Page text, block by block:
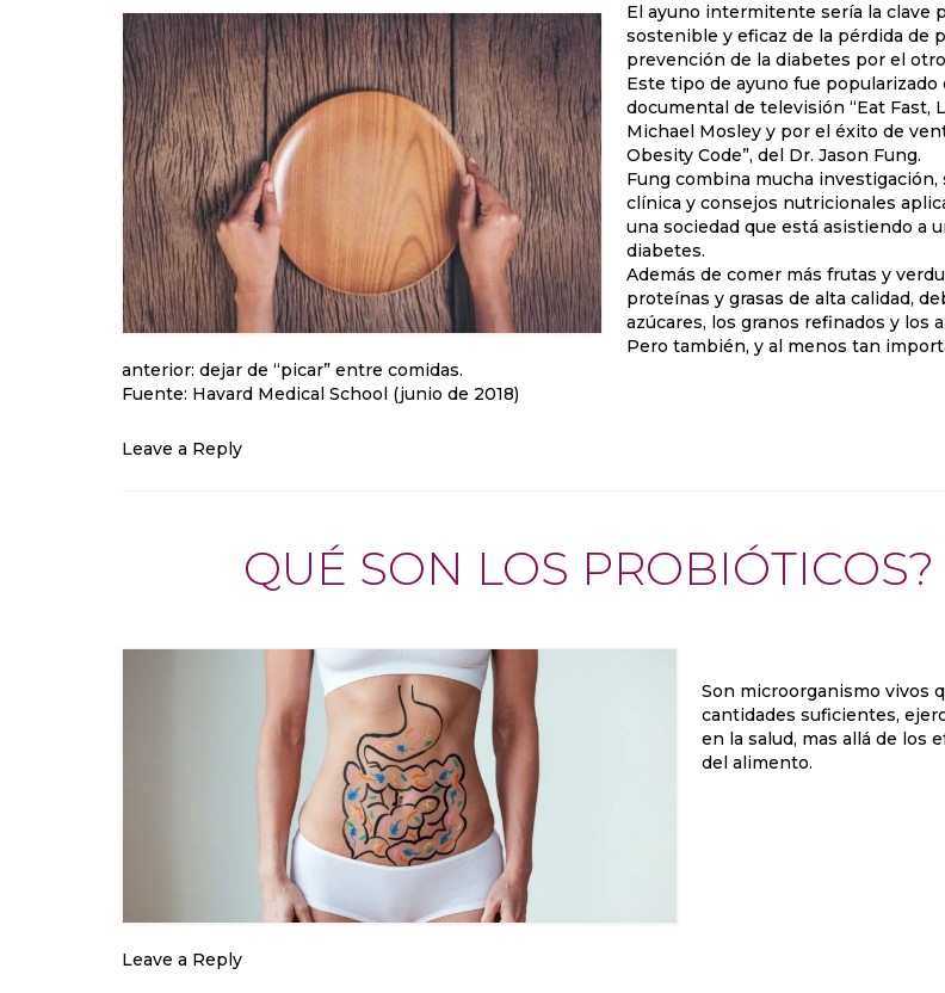
El ayuno intermitente sería la clave
sostenible y eficaz de la pérdida de
prevención de la diabetes por el
Este tipo de ayuno fue popularizado
documental de televisión “Eat Fast,
Michael Mosley y por el éxito de
Obesity Code”, del Dr. Jason Fung.
Fung combina mucha
clínica y consejos nutricionales
una sociedad que está asistiendo a
diabetes.
Además de comer más frutas y
proteínas y grasas de alta calidad,
azúcares, los granos refinados y los
Pero también, y al menos tan
anterior: dejar de “picar” entre comidas.
Fuente: Havard Medical School (junio de 2018)
Leave a Reply
QUÉ SON LOS PROBIÓTICOS?
Son microorganismo vivos
cantidades suficientes,
en la salud, mas allá de los
del alimento.
Leave a Reply